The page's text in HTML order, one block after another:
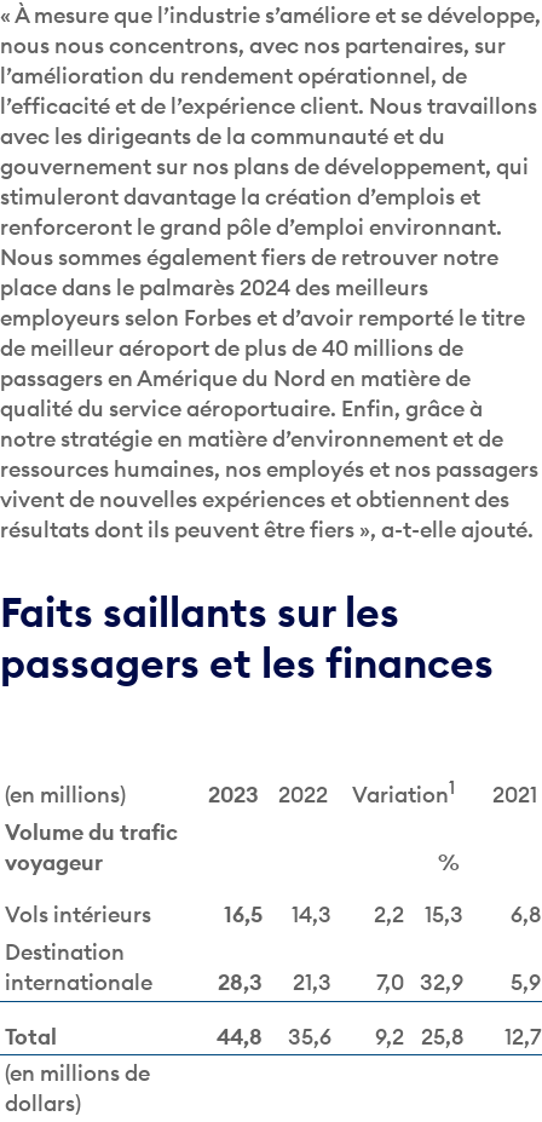
« À mesure que l’industrie s’améliore et se développe,
nous nous concentrons, avec nos partenaires, sur
l’amélioration du rendement opérationnel, de
l’efficacité et de l’expérience client. Nous travaillons
avec les dirigeants de la communauté et du
gouvernement sur nos plans de développement, qui
stimuleront davantage la création d’emplois et
renforceront le grand pôle d’emploi environnant.
Nous sommes également fiers de retrouver notre
place dans le palmarès 2024 des meilleurs
employeurs selon Forbes et d’avoir remporté le titre
de meilleur aéroport de plus de 40 millions de
passagers en Amérique du Nord en matière de
qualité du service aéroportuaire. Enfin, grâce à
notre stratégie en matière d’environnement et de
ressources humaines, nos employés et nos passagers
vivent de nouvelles expériences et obtiennent des
résultats dont ils peuvent être fiers », a-t-elle ajouté.
Faits saillants sur les
passagers et les finances
(en millions) 2023 2022 Variation1
2021
Volume du trafic
voyageur
%
Vols intérieurs
16,5 14,3 2,2 15,3
6,8
Destination
internationale
28,3 21,3 7,0 32,9
5,9
Total
44,8 35,6 9,2 25,8
12,7
(en millions de
dollars)